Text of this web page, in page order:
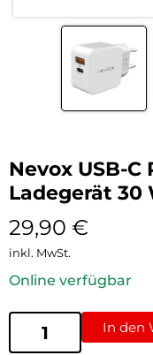
Nevox USB-C
Ladegerät 30
29,90 €
inkl. MwSt.
Online verfügbar
In den